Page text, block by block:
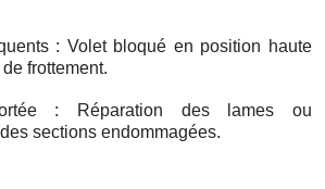
: Volet bloqué en position haute
frottement.
: Réparation des lames ou
sections endommagées.